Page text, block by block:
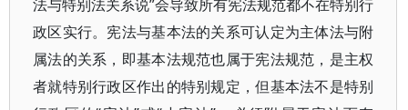
法与特别法关系说”会导致所有宪法规范都不在特别行
政区实行。宪法与基本法的关系可认定为主体法与附
属法的关系，即基本法规范也属于宪法规范，是主权
者就特别行政区作出的特别规定，但基本法不是特别